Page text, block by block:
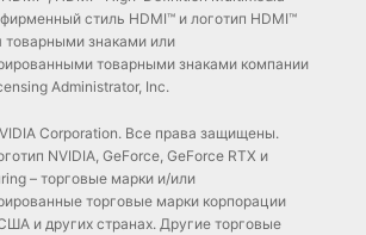
стиль HDMI™ и логотип HDMI™
товарными знаками или
товарными знаками компании
Administrator, Inc.
Corporation. Все права защищены.
NVIDIA, GeForce, GeForce RTX и
– торговые марки и/или
торговые марки корпорации
и других странах. Другие торговые